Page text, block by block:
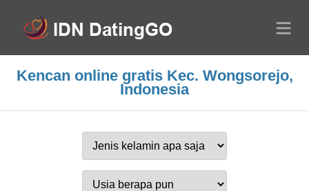
Kencan online gratis Kec. Wongsorejo,
Indonesia